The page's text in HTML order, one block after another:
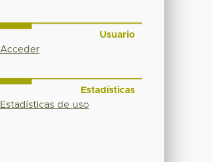
Usuario
Acceder
Estadísticas
Estadísticas de uso